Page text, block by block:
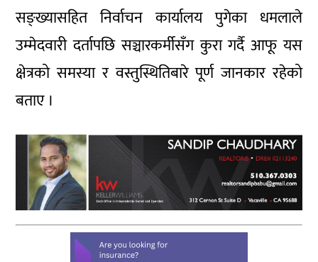
सङ्ख्यासहित निर्वाचन कार्यालय पुगेका धमलाले
उम्मेदवारी दर्तापछि सञ्चारकर्मीसँग कुरा गर्दै आफू यस
क्षेत्रको समस्या र वस्तुस्थितिबारे पूर्ण जानकार रहेको
बताए ।